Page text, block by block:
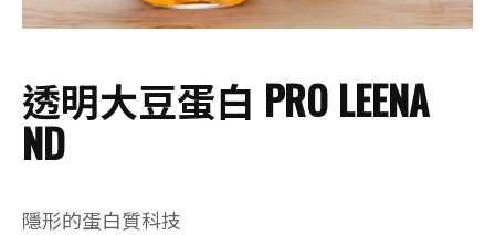
透明大豆蛋白 PRO LEENA
ND
隱形的蛋白質科技